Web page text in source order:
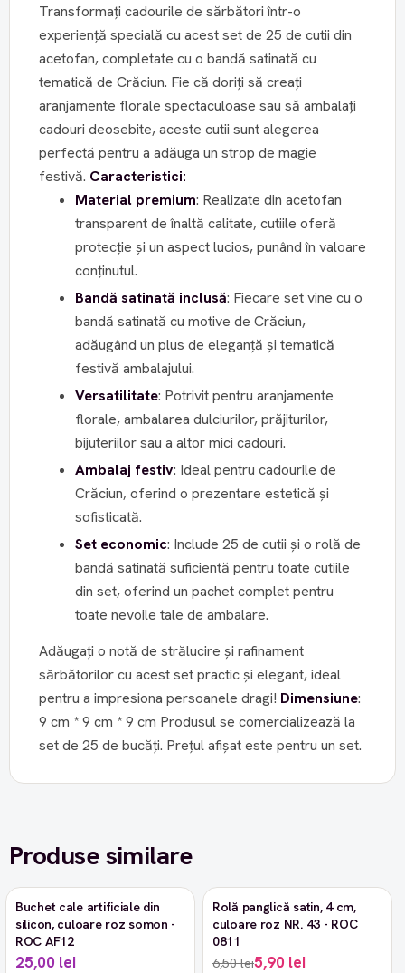
Transformați cadourile de sărbători într-o
experiență specială cu acest set de 25 de cutii din
acetofan, completate cu o bandă satinată cu
tematică de Crăciun. Fie că doriți să creați
aranjamente florale spectaculoase sau să ambalați
cadouri deosebite, aceste cutii sunt alegerea
perfectă pentru a adăuga un strop de magie
festivă. Caracteristici:
Material premium: Realizate din acetofan
transparent de înaltă calitate, cutiile oferă
protecție și un aspect lucios, punând în valoare
conținutul.
Bandă satinată inclusă: Fiecare set vine cu o
bandă satinată cu motive de Crăciun,
adăugând un plus de eleganță și tematică
festivă ambalajului.
Versatilitate: Potrivit pentru aranjamente
florale, ambalarea dulciurilor, prăjiturilor,
bijuteriilor sau a altor mici cadouri.
Ambalaj festiv: Ideal pentru cadourile de
Crăciun, oferind o prezentare estetică și
sofisticată.
Set economic: Include 25 de cutii și o rolă de
bandă satinată suficientă pentru toate cutiile
din set, oferind un pachet complet pentru
toate nevoile tale de ambalare.
Adăugați o notă de strălucire și rafinament
sărbătorilor cu acest set practic și elegant, ideal
pentru a impresiona persoanele dragi! Dimensiune:
9 cm * 9 cm * 9 cm Produsul se comercializează la
set de 25 de bucăți. Prețul afișat este pentru un set.
Produse similare
Buchet cale artificiale din
silicon, culoare roz somon -
ROC AF12
25,00 lei
-9%
Rolă panglică satin, 4 cm,
culoare roz NR. 43 - ROC
0811
6,50 lei5,90 lei